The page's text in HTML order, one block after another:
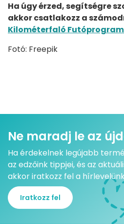
Ha úgy érzed, segítségre
akkor csatlakozz a
Kilométerfaló
Fotó: Freepik
Ne maradj le az
Ha érdekelnek legújabb
az edzőink tippjei, és az
akkor iratkozz fel a
Iratkozz fel